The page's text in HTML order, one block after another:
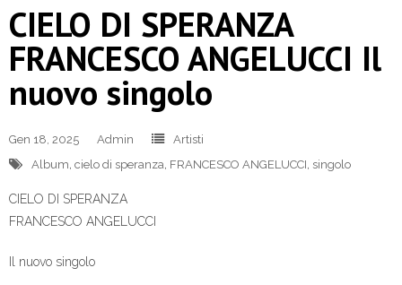
CIELO DI SPERANZA
FRANCESCO ANGELUCCI Il
nuovo singolo
Gen 18, 2025 Admin
Artisti
Album cielo di speranza FRANCESCO ANGELUCCI singolo
CIELO DI SPERANZA
FRANCESCO ANGELUCCI
Il nuovo singolo